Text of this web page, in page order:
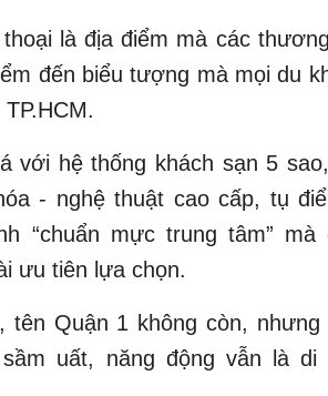
thoại là địa điểm mà các
đến biểu tượng mà mọi du
với hệ thống khách sạn 5
- nghệ thuật cao cấp, tụ
“chuẩn mực trung tâm” mà
ưu tiên lựa chọn.
tên Quận 1 không còn, nhưng
uất, năng động vẫn là di